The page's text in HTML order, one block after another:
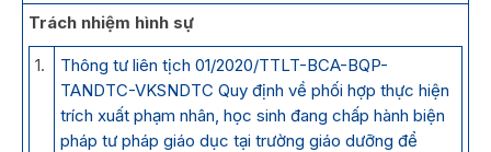
Trách nhiệm hình sự
1.
Thông tư liên tịch 01/2020/TTLT-BCA-BQP-
TANDTC-VKSNDTC Quy định về phối hợp thực hiện
trích xuất phạm nhân, học sinh đang chấp hành biện
pháp tư pháp giáo dục tại trường giáo dưỡng để